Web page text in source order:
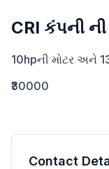
CRI કંપની
10hpની મોટર અને
₹30000
Contact